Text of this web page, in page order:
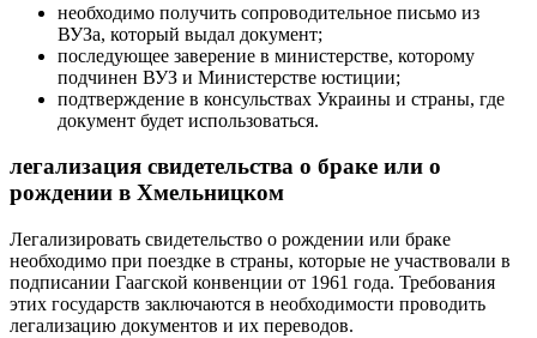
необходимо получить сопроводительное письмо из
ВУЗа, который выдал документ;
последующее заверение в министерстве, которому
подчинен ВУЗ и Министерстве юстиции;
подтверждение в консульствах Украины и страны, где
документ будет использоваться.
легализация свидетельства о браке или о
рождении в Хмельницком
Легализировать свидетельство о рождении или браке
необходимо при поездке в страны, которые не участвовали в
подписании Гаагской конвенции от 1961 года. Требования
этих государств заключаются в необходимости проводить
легализацию документов и их переводов.